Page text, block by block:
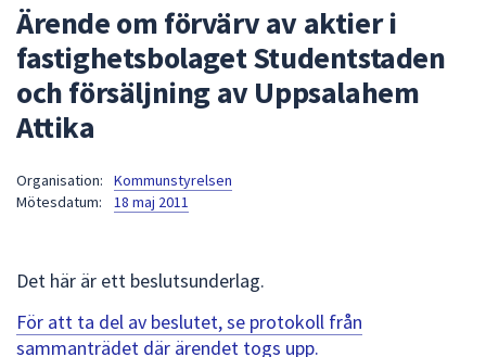
sökfältet
kommer
sökförslag
att
mellan
Ärende om förvärv av aktier i
fastighetsbolaget Studentstaden
och försäljning av Uppsalahem
Attika
Organisation:
Kommunstyrelsen
Mötesdatum:
18 maj 2011
Det här är ett beslutsunderlag.
För att ta del av beslutet, se protokoll från
sammanträdet där ärendet togs upp.